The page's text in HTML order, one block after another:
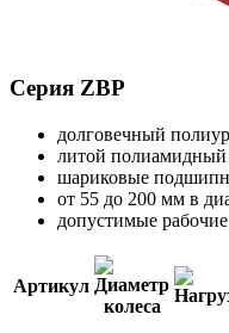
Серия ZBP
долговечный
литой полиамидный
шариковые
от 55 до 200 мм в
допустимые
Артикул